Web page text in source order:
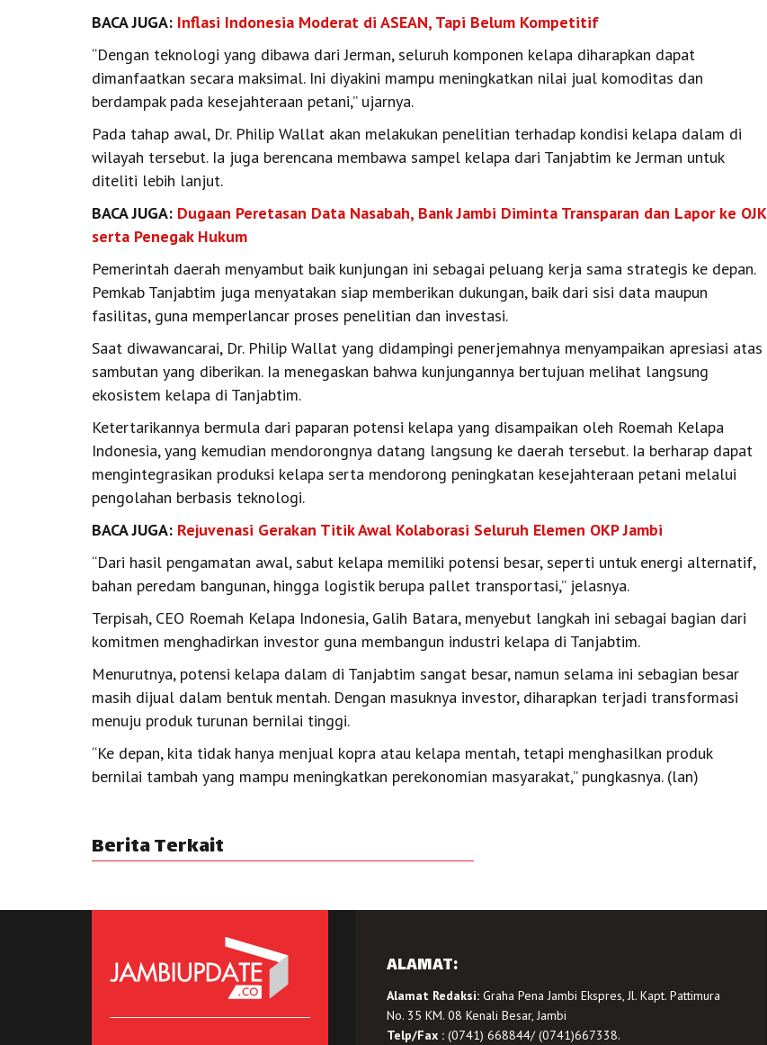
BACA JUGA: Inflasi Indonesia Moderat di ASEAN, Tapi Belum Kompetitif
“Dengan teknologi yang dibawa dari Jerman, seluruh komponen kelapa diharapkan dapat
dimanfaatkan secara maksimal. Ini diyakini mampu meningkatkan nilai jual komoditas dan
berdampak pada kesejahteraan petani,” ujarnya.
Pada tahap awal, Dr. Philip Wallat akan melakukan penelitian terhadap kondisi kelapa dalam di
wilayah tersebut. Ia juga berencana membawa sampel kelapa dari Tanjabtim ke Jerman untuk
diteliti lebih lanjut.
BACA JUGA: Dugaan Peretasan Data Nasabah, Bank Jambi Diminta Transparan dan Lapor ke OJK
serta Penegak Hukum
Pemerintah daerah menyambut baik kunjungan ini sebagai peluang kerja sama strategis ke depan.
Pemkab Tanjabtim juga menyatakan siap memberikan dukungan, baik dari sisi data maupun
fasilitas, guna memperlancar proses penelitian dan investasi.
Saat diwawancarai, Dr. Philip Wallat yang didampingi penerjemahnya menyampaikan apresiasi atas
sambutan yang diberikan. Ia menegaskan bahwa kunjungannya bertujuan melihat langsung
ekosistem kelapa di Tanjabtim.
Ketertarikannya bermula dari paparan potensi kelapa yang disampaikan oleh Roemah Kelapa
Indonesia, yang kemudian mendorongnya datang langsung ke daerah tersebut. Ia berharap dapat
mengintegrasikan produksi kelapa serta mendorong peningkatan kesejahteraan petani melalui
pengolahan berbasis teknologi.
BACA JUGA: Rejuvenasi Gerakan Titik Awal Kolaborasi Seluruh Elemen OKP Jambi
“Dari hasil pengamatan awal, sabut kelapa memiliki potensi besar, seperti untuk energi alternatif,
bahan peredam bangunan, hingga logistik berupa pallet transportasi,” jelasnya.
Terpisah, CEO Roemah Kelapa Indonesia, Galih Batara, menyebut langkah ini sebagai bagian dari
komitmen menghadirkan investor guna membangun industri kelapa di Tanjabtim.
Menurutnya, potensi kelapa dalam di Tanjabtim sangat besar, namun selama ini sebagian besar
masih dijual dalam bentuk mentah. Dengan masuknya investor, diharapkan terjadi transformasi
menuju produk turunan bernilai tinggi.
“Ke depan, kita tidak hanya menjual kopra atau kelapa mentah, tetapi menghasilkan produk
bernilai tambah yang mampu meningkatkan perekonomian masyarakat,” pungkasnya. (lan)
Berita Terkait
ALAMAT:
Alamat Redaksi:Graha Pena Jambi Ekspres, Jl. Kapt. Pattimura
No. 35 KM. 08 Kenali Besar, Jambi
Telp/Fax :(0741) 668844/ (0741)667338.